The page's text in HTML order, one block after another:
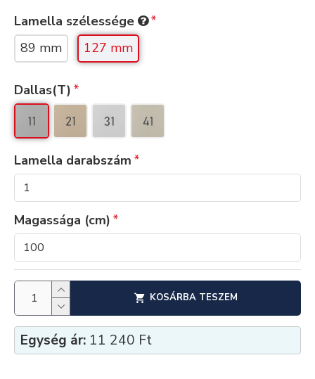
Lamella szélessége
89 mm
127 mm
Dallas(T)
Lamella darabszám
Magassága (cm)
KOSÁRBA TESZEM
Egység ár: 11 240 Ft